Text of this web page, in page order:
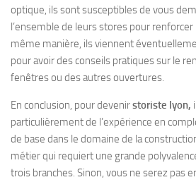
optique, ils sont susceptibles de vous
l’ensemble de leurs stores pour
même manière, ils viennent
pour avoir des conseils pratiques sur le
fenêtres ou des autres ouvertures.
En conclusion, pour devenirstoriste lyon,
particulièrement de l’expérience en
de base dans le domaine de la
métier qui requiert une grande
trois branches. Sinon, vous ne serez pas